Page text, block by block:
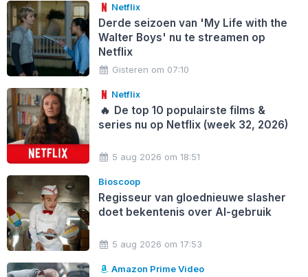
Netflix
Derde seizoen van 'My Life with the
Walter Boys' nu te streamen op
Netflix
Gisteren om 07:10
Netflix
🔥 De top 10 populairste films &
series nu op Netflix (week 32, 2026)
5 aug 2026 om 18:51
Bioscoop
Regisseur van gloednieuwe slasher
doet bekentenis over AI-gebruik
5 aug 2026 om 17:53
Amazon Prime Video